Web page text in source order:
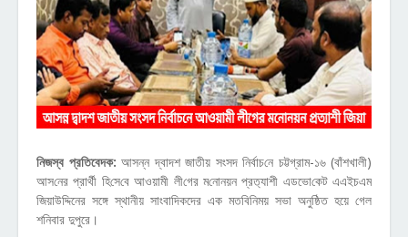
নিজস্ব প্রতিবেদক: আসন্ন দ্বাদশ জাতীয় সংসদ নির্বাচ‌নে চট্টগ্রাম-১৬ (বাঁশখালী)
আস‌নের প্রার্থী হি‌সে‌বে আওয়ামী লী‌গের ম‌নোনয়ন প্রত‌্যাশী এডভো‌কেট এএইচএম
জিয়াউদ্দিনের সঙ্গে স্থানীয় সাংবাদিকদের এক মত‌বি‌নিময় সভা অনু‌ষ্ঠিত হয়ে গেল
শনিবার দুপুরে।